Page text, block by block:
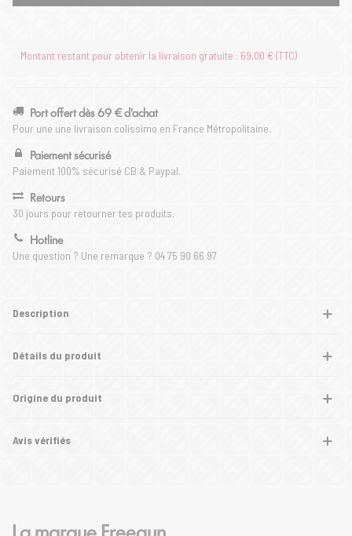
Montant restant pour obtenir la livraison gratuite : 69,00 € (TTC)
Port offert dès 69 € d'achat
Pour une une livraison colissimo en France Métropolitaine.
Paiement sécurisé
Paiement 100% sécurisé CB & Paypal.
Retours
30 jours pour retourner tes produits.
Hotline
Une question ? Une remarque ? 04 75 90 66 97
Description
Détails du produit
Origine du produit
Avis vérifiés